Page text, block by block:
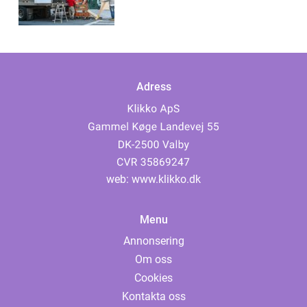
Adress
web: www.klikko.dk
Menu
Annonsering
Om oss
Cookies
Kontakta oss